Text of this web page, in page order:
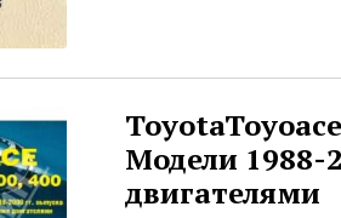
Модели 1988-
двигателями